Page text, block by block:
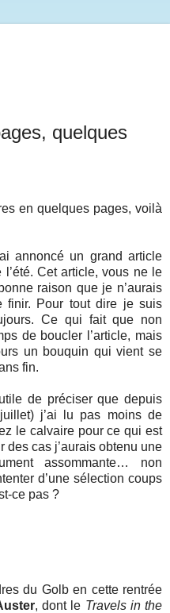
quelques
en quelques pages, voilà
annoncé un grand article
Cet article, vous ne le
raison que je n’aurais
finir. Pour tout dire je suis
Ce qui fait que non
de boucler l’article, mais
un bouquin qui vient se
fin.
de préciser que depuis
j’ai lu pas moins de
le calvaire pour ce qui est
cas j’aurais obtenu une
assommante… non
d’une sélection coups
ce pas ?
du Golb en cette rentrée
, dont le Travels in the